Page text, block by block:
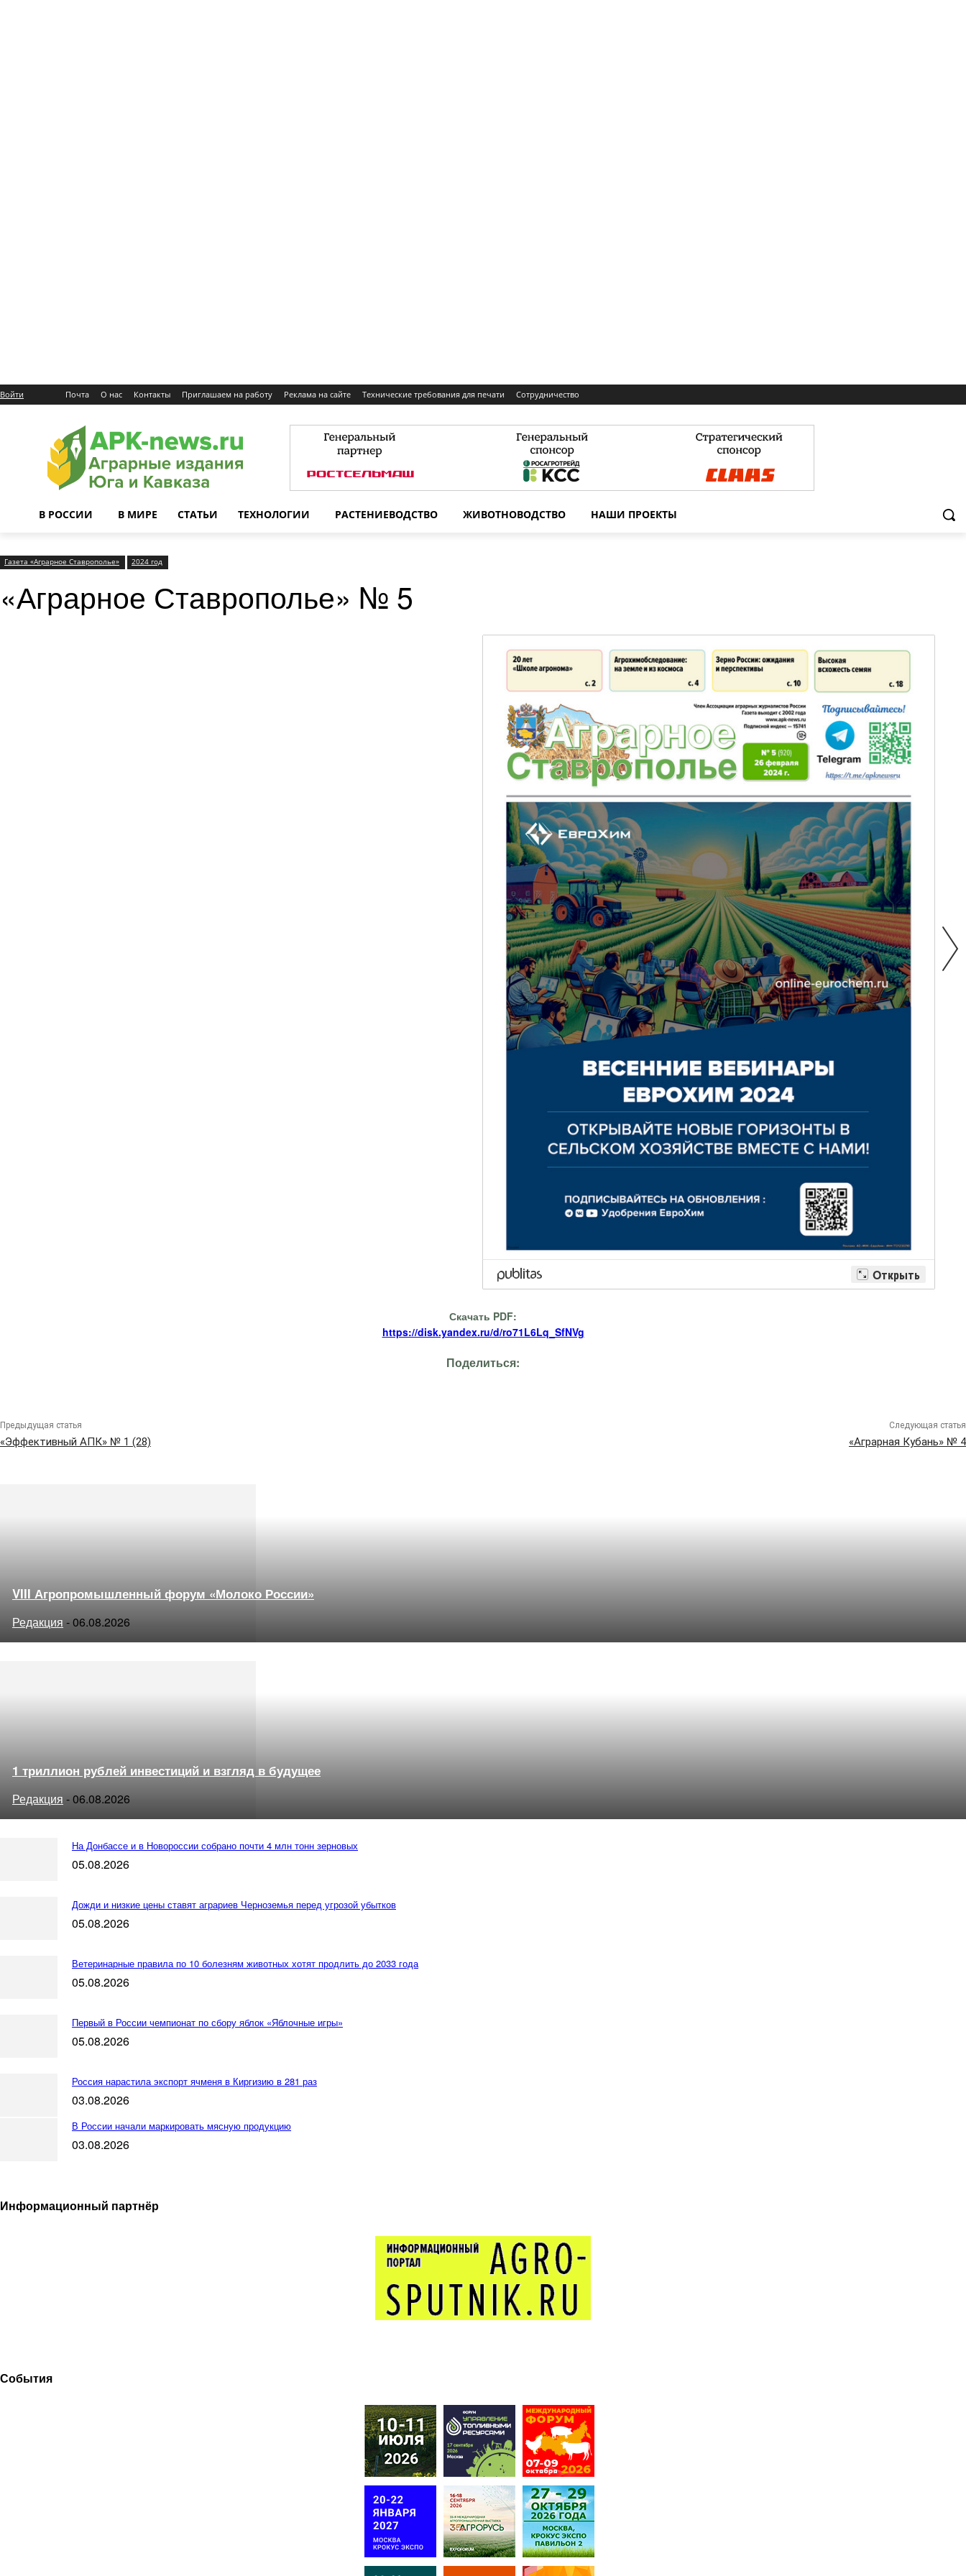
Войти Почта О нас Контакты Приглашаем на работу Реклама на сайте Технические требования для печати Сотрудничество
В РОССИИ В МИРЕ СТАТЬИ ТЕХНОЛОГИИ РАСТЕНИЕВОДСТВО ЖИВОТНОВОДСТВО НАШИ ПРОЕКТЫ
Газета «Аграрное Ставрополье» 2024 год
«Аграрное Ставрополье» № 5
Скачать PDF:
https://disk.yandex.ru/d/ro71L6Lq_SfNVg
Поделиться:
Предыдущая статья
«Эффективный АПК» № 1 (28)
Следующая статья
«Аграрная Кубань» № 4
VIII Агропромышленный форум «Молоко России»
Редакция -06.08.2026
1 триллион рублей инвестиций и взгляд в будущее
Редакция -06.08.2026
На Донбассе и в Новороссии собрано почти 4 млн тонн зерновых
05.08.2026
Дожди и низкие цены ставят аграриев Черноземья перед угрозой убытков
05.08.2026
Ветеринарные правила по 10 болезням животных хотят продлить до 2033 года
05.08.2026
Первый в России чемпионат по сбору яблок «Яблочные игры»
05.08.2026
Россия нарастила экспорт ячменя в Киргизию в 281 раз
03.08.2026
В России начали маркировать мясную продукцию
03.08.2026
Информационный партнёр
События